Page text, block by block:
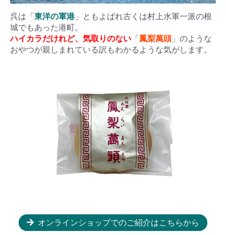
呉は「 東洋の軍港」ともよばれ古くは村上水軍一派の根
城でもあった港町。
ハイカラだけれど、気取りのない 「 鳳梨萬頭 」のような
おやつが親しまれている訳もわかるような気がします。
オンラインショップでのご紹介はこちらから